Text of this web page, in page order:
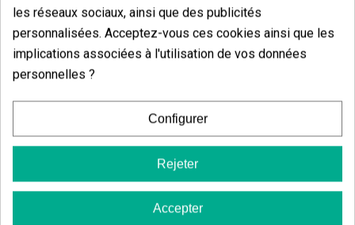
1,74 € -10%
Ajouter au panier
les réseaux sociaux, ainsi que des publicités
personnalisées. Acceptez-vous ces cookies ainsi que les
implications associées à l'utilisation de vos données
personnelles ?
Configurer
Rejeter
Accepter